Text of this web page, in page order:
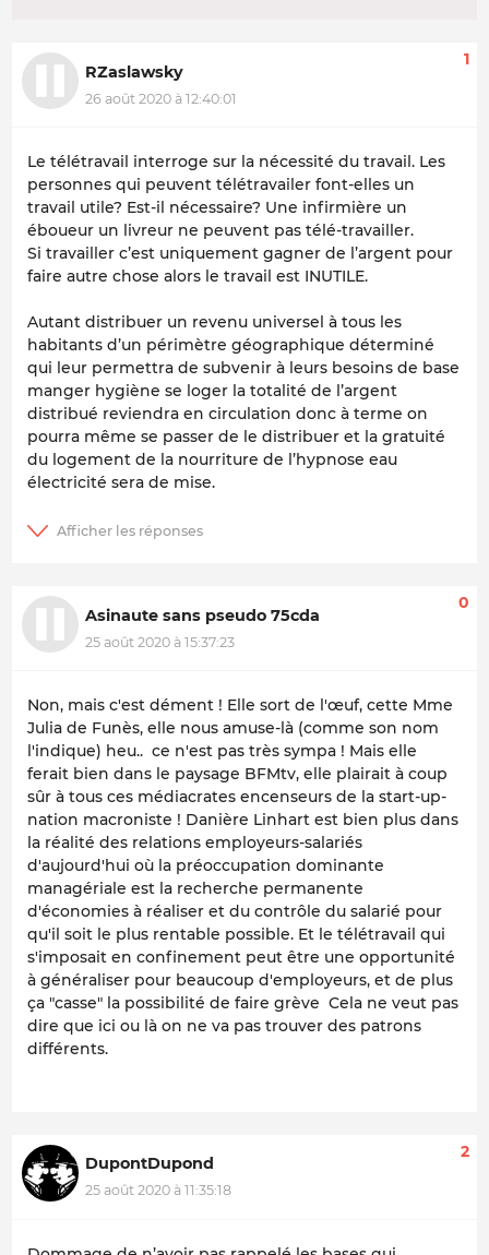
RZaslawsky
26 août 2020 à 12:40:01
1
Le télétravail interroge sur la nécessité du travail. Les
personnes qui peuvent télétravailer font-elles un
travail utile? Est-il nécessaire? Une infirmière un
éboueur un livreur ne peuvent pas télé-travailler.
Si travailler c’est uniquement gagner de l’argent pour
faire autre chose alors le travail est INUTILE.
Autant distribuer un revenu universel à tous les
habitants d’un périmètre géographique déterminé
qui leur permettra de subvenir à leurs besoins de base
manger hygiène se loger la totalité de l’argent
distribué reviendra en circulation donc à terme on
pourra même se passer de le distribuer et la gratuité
du logement de la nourriture de l’hypnose eau
électricité sera de mise.
Asinaute sans pseudo 75cda
25 août 2020 à 15:37:23
0
Non, mais c'est dément ! Elle sort de l'œuf, cette Mme
Julia de Funès, elle nous amuse-là (comme son nom
l'indique) heu.. ce n'est pas très sympa ! Mais elle
ferait bien dans le paysage BFMtv, elle plairait à coup
sûr à tous ces médiacrates encenseurs de la start-up-
nation macroniste ! Danière Linhart est bien plus dans
la réalité des relations employeurs-salariés
d'aujourd'hui où la préoccupation dominante
managériale est la recherche permanente
d'économies à réaliser et du contrôle du salarié pour
qu'il soit le plus rentable possible. Et le télétravail qui
s'imposait en confinement peut être une opportunité
à généraliser pour beaucoup d'employeurs, et de plus
ça "casse" la possibilité de faire grève Cela ne veut pas
dire que ici ou là on ne va pas trouver des patrons
différents.
DupontDupond
25 août 2020 à 11:35:18
2